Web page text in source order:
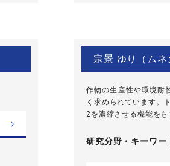
宗景 ゆり（ム
作物の生産性や環境耐
く求められています。
2を濃縮させる機能を
研究分野・ キーワー